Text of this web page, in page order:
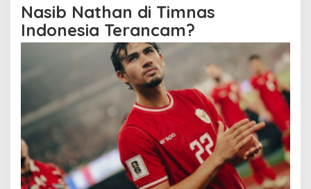
Nasib Nathan di Timnas
Indonesia Terancam?